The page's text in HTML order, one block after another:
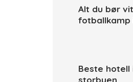
Alt du bør
fotballkamp
Beste hotell
storbyen